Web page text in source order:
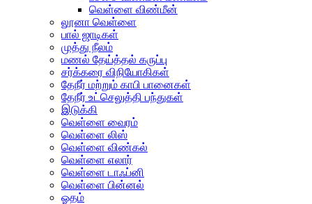
வெள்ளை விண்மீன்
லூனா வெள்ளை
பால் ஜாடிகள்
முத்து நீலம்
மணல் தேய்த்தல் கருப்பு
சர்க்கரை விநியோகிகள்
தேநீர் மற்றும் காபி பானைகள்
தேநீர் உட்செலுத்தி பந்துகள்
இடுக்கி
வெள்ளை வைரம்
வெள்ளை லிஸ்
வெள்ளை விண்கல்
வெள்ளை எலார்
வெள்ளை டாஃப்னி
வெள்ளை பின்னல்
ஓதம்